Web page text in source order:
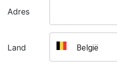
Adres
Land België